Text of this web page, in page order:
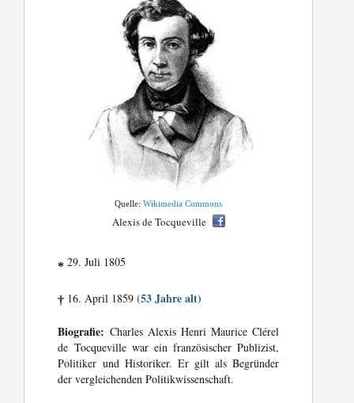
Quelle:Wikimedia Commons
Alexis de Tocqueville
* 29. Juli 1805
† 16. April 1859(53 Jahre alt)
Biografie: Charles Alexis Henri Maurice Clérel
de Tocqueville war ein französischer Publizist,
Politiker und Historiker. Er gilt als Begründer
der vergleichenden Politikwissenschaft.